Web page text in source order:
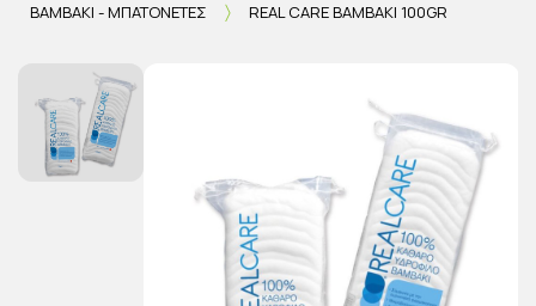
ΒΑΜΒΆΚΙ - ΜΠΑΤΟΝΈΤΕΣ
REAL CARE ΒΑΜΒΆΚΙ 100GR